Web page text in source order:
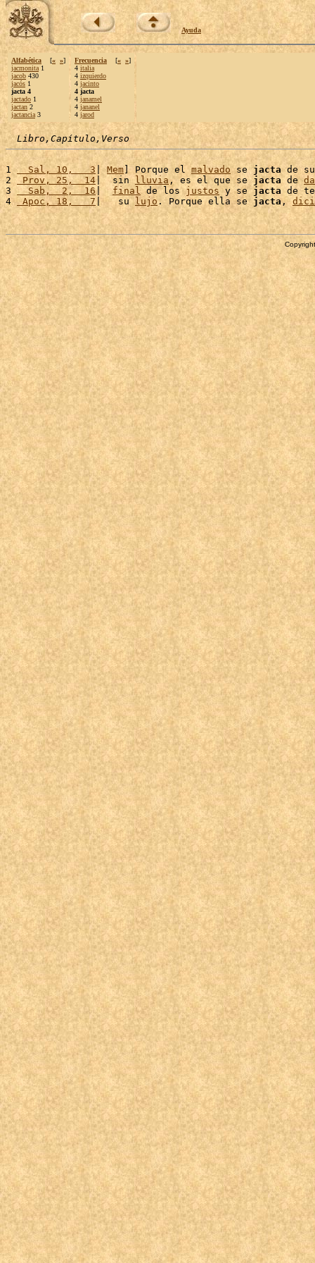
Ayuda
Alfabética [« »]
jacmonita 1
jacob 430
jacós 1
jacta 4
jactado 1
jactan 2
jactancia 3
Frecuencia [« »]
4 italia
4 izquierdo
4 jacinto
4 jacta
4 janamel
4 jananel
4 jarod
Libro,Capítulo,Verso
1
  Sal, 10,   3
| Mem ] Porque el malvado se jacta de
2 Prov, 25,  14 |  sin lluvia , es el que se jacta de
3
  Sab,  2,  16
| final de los justos y se jacta de
4 Apoc, 18,   7 |   su lujo. Porque ella se jacta,